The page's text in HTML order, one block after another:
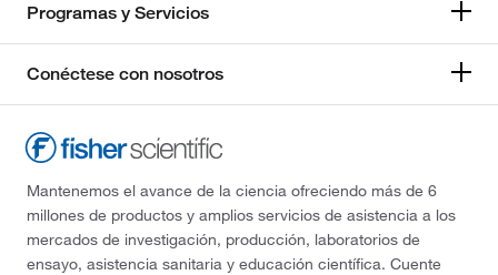
Programas y Servicios
Conéctese con nosotros
Mantenemos el avance de la ciencia ofreciendo más de 6
millones de productos y amplios servicios de asistencia a los
mercados de investigación, producción, laboratorios de
ensayo, asistencia sanitaria y educación científica. Cuente